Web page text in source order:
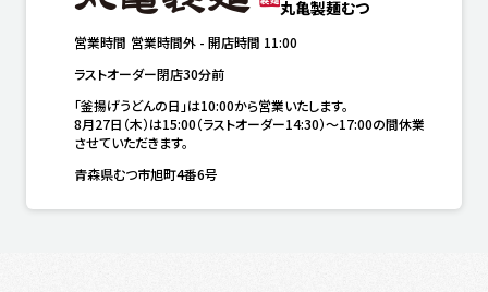
丸亀製麺むつ
営業時間 営業時間外 - 開店時間 11:00
ラストオーダー閉店30分前
「釜揚げうどんの日」は10:00から営業いたします。
8月27日（木）は15:00（ラストオーダー14:30）～17:00の間休業
させていただきます。
青森県むつ市旭町4番6号